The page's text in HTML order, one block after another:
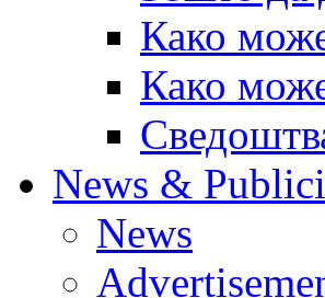
Како
Како
News &
News